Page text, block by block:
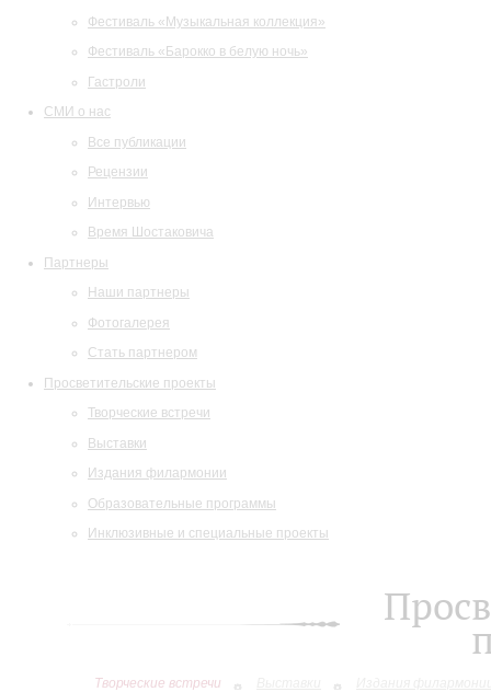
Фестиваль «Музыкальная коллекция»
Фестиваль «Барокко в белую ночь»
Гастроли
СМИ о нас
Все публикации
Рецензии
Интервью
Время Шостаковича
Партнеры
Наши партнеры
Фотогалерея
Стать партнером
Просветительские проекты
Творческие встречи
Выставки
Издания филармонии
Образовательные программы
Инклюзивные и специальные проекты
Творческие встречи